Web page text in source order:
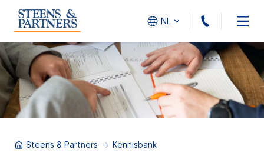
NL 010 -
Steens & Partners Kennisbank